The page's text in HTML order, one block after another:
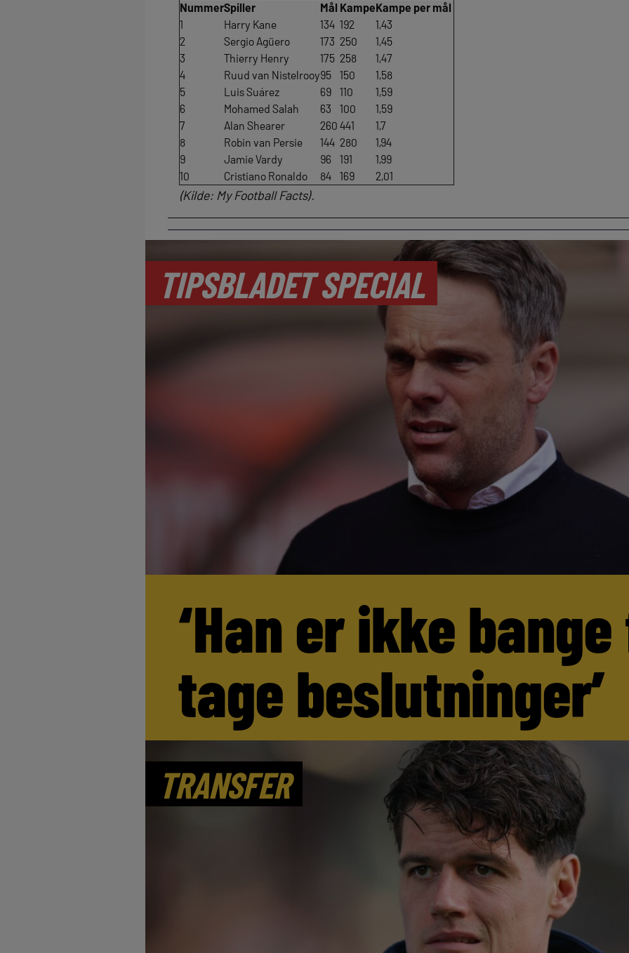
NummerSpiller Mål KampeKampe per mål
1
Harry Kane 134 192
1,43
2
Sergio Agüero 173 250
1,45
3
Thierry Henry 175 258
1,47
4
Ruud van Nistelrooy95 150
1,58
5
Luis Suárez 69 110
1,59
6
Mohamed Salah 63 100
1,59
7
Alan Shearer 260 441
1,7
8
Robin van Persie 144 280
1,94
9
Jamie Vardy 96 191
1,99
10
Cristiano Ronaldo 84 169 2,01
(Kilde: My Football Facts).
TIPSBLADET SPECIAL
‘Han er ikke
tage beslutninger’
TRANSFER